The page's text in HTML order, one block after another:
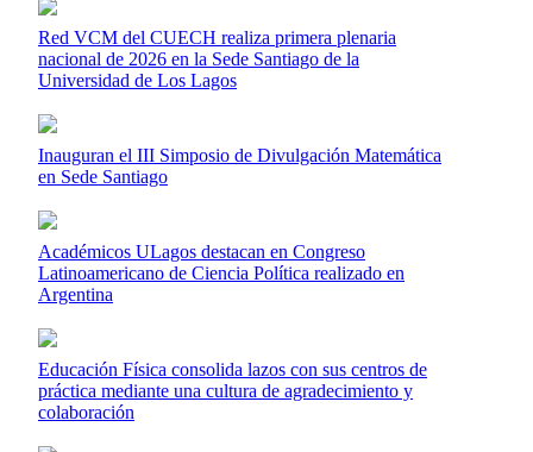
Red VCM del CUECH realiza primera plenaria
nacional de 2026 en la Sede Santiago de la
Universidad de Los Lagos
Inauguran el III Simposio de Divulgación Matemática
en Sede Santiago
Académicos ULagos destacan en Congreso
Latinoamericano de Ciencia Política realizado en
Argentina
Educación Física consolida lazos con sus centros de
práctica mediante una cultura de agradecimiento y
colaboración